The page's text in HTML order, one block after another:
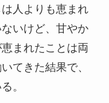
人よりも恵まれ
いけど、甘やか
まれたことは両
てきた結果で、
。